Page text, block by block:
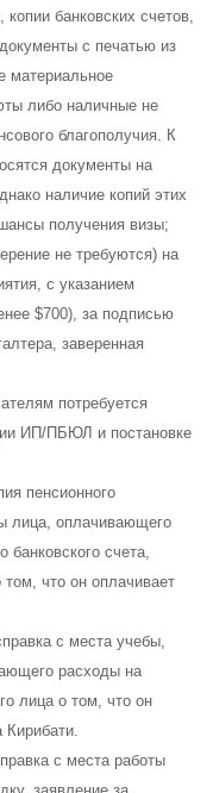
банковских счетов,
с печатью из
материальное
либо наличные не
благополучия. К
документы на
наличие копий этих
получения визы;
не требуются) на
с указанием
$700), за подписью
заверенная
потребуется
ИП/ПБЮЛ и постановке
пенсионного
лица, оплачивающего
банковского счета,
что он оплачивает
с места учебы,
расходы на
лица о том, что он
с места работы